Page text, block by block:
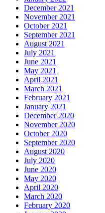
December 2021
November 2021
October 2021
September 2021
August 2021
July 2021
June 2021
May 2021
April 2021
March 2021
February 2021
January 2021
December 2020
November 2020
October 2020
September 2020
August 2020
July 2020
June 2020
May 2020
April 2020
March 2020
February 2020